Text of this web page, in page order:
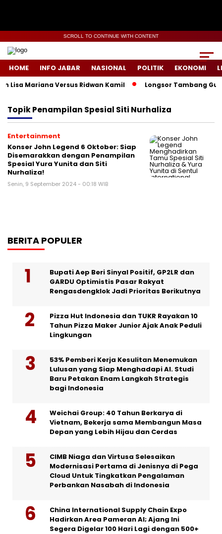
SCROLL TO CONTINUE WITH CONTENT
HOME INFO JABAR NASIONAL POLITIK EKONOMI
Lisa Mariana Versus Ridwan Kamil Longsor Tambang
TopikPenampilan Spesial Siti Nurhaliza
Entertainment
Konser John Legend 6 Oktober: Siap
Disemarakkan dengan Penampilan
Spesial Yura Yunita dan Siti
Nurhaliza!
Senin, 9 September 2024 - 00:18 WIB
BERITA POPULER
Bupati Aep Beri Sinyal Positif, GP2LR dan
GARDU Optimistis Pasar Rakyat
Rengasdengklok Jadi Prioritas Berikutnya
Pizza Hut Indonesia dan TUKR Rayakan 10
Tahun Pizza Maker Junior Ajak Anak Peduli
Lingkungan
53% Pemberi Kerja Kesulitan Menemukan
Lulusan yang Siap Menghadapi AI. Studi
Baru Petakan Enam Langkah Strategis
bagi Indonesia
Weichai Group: 40 Tahun Berkarya di
Vietnam, Bekerja sama Membangun Masa
Depan yang Lebih Hijau dan Cerdas
CIMB Niaga dan Virtusa Selesaikan
Modernisasi Pertama di Jenisnya di Pega
Cloud Untuk Tingkatkan Pengalaman
Perbankan Nasabah di Indonesia
China International Supply Chain Expo
Hadirkan Area Pameran AI; Ajang Ini
Segera Digelar 100 Hari Lagi dengan 500+